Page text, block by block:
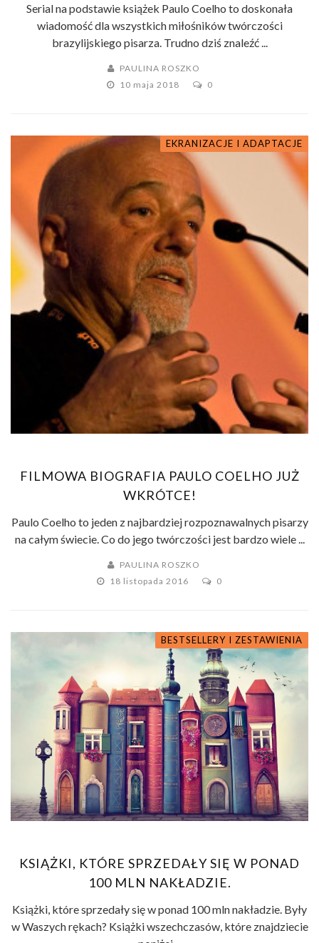
Serial na podstawie książek Paulo Coelho to doskonała
wiadomość dla wszystkich miłośników twórczości
brazylijskiego pisarza. Trudno dziś znaleźć ...
PAULINA ROSZKO
10 maja 2018
0
EKRANIZACJE I ADAPTACJE
FILMOWA BIOGRAFIA PAULO COELHO JUŻ
WKRÓTCE!
Paulo Coelho to jeden z najbardziej rozpoznawalnych pisarzy
na całym świecie. Co do jego twórczości jest bardzo wiele ...
PAULINA ROSZKO
18 listopada 2016
0
BESTSELLERY I ZESTAWIENIA
KSIĄŻKI, KTÓRE SPRZEDAŁY SIĘ W PONAD
100 MLN NAKŁADZIE.
Książki, które sprzedały się w ponad 100 mln nakładzie. Były
w Waszych rękach? Książki wszechczasów, które znajdziecie